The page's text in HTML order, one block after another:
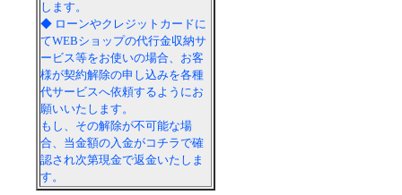
します。
◆ ローンやクレジットカードに
てWEBショップの代行金収納サ
ービス等をお使いの場合、お客
様が契約解除の申し込みを各種
代サービスへ依頼するようにお
願いいたします。
もし、その解除が不可能な場
合、当金額の入金がコチラで確
認され次第現金で返金いたしま
す。